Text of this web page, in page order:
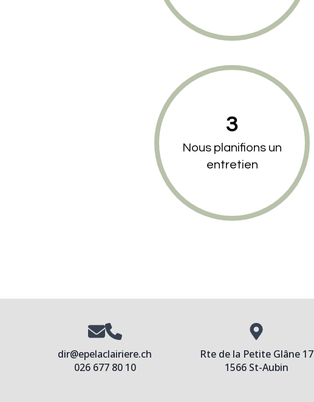
3
Nous planifions un
entretien
dir@epelaclairiere.ch
026 677 80 10
Rte de la Petite Glâne 17
1566 St-Aubin